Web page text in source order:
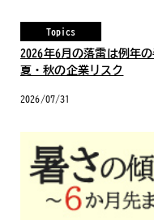
Topics
2026年6月の落雷は例年
夏・秋の企業リスク
2026/07/31